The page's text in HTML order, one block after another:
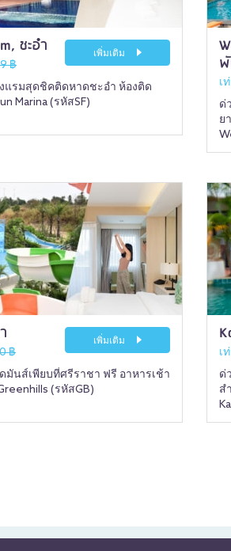
ชะอำ
฿
เพิ่มเติม
แรมสุดชิคติดหาดชะอำ ห้องติด
Marina (รหัสSF)
เ
ด่
ย
฿
เพิ่มเติม
นส์เพียบที่ศรีราชา ฟรี อาหารเช้า
(รหัสGB)
เ
ด่
ส